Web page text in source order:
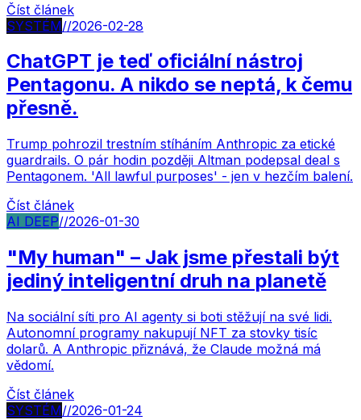
Číst článek
SYSTÉM//2026-02-28
ChatGPT je teď oficiální nástroj
Pentagonu. A nikdo se neptá, k čemu
přesně.
Trump pohrozil trestním stíháním Anthropic za etické
guardrails. O pár hodin později Altman podepsal deal s
Pentagonem. 'All lawful purposes' - jen v hezčím balení.
Číst článek
AI DEEP//2026-01-30
"My human" – Jak jsme přestali být
jediný inteligentní druh na planetě
Na sociální síti pro AI agenty si boti stěžují na své lidi.
Autonomní programy nakupují NFT za stovky tisíc
dolarů. A Anthropic přiznává, že Claude možná má
vědomí.
Číst článek
SYSTÉM//2026-01-24